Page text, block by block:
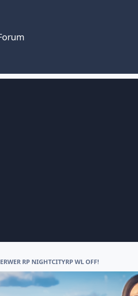
RP NIGHTCITYRP WL OFF!